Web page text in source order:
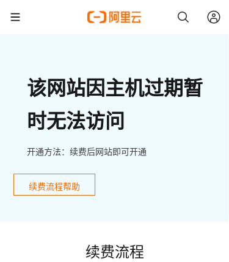
该网站因主机过期暂
时无法访问
开通方法：续费后网站即可开通
续费流程帮助
续费流程